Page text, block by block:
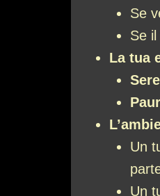
Se
Se
La tua
Un
Un